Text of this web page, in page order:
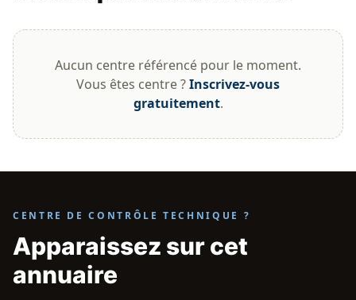
Aucun centre référencé pour le moment.
Vous êtes centre ?Inscrivez-vous
gratuitement.
CENTRE DE CONTRÔLE TECHNIQUE ?
Apparaissez sur cet
annuaire